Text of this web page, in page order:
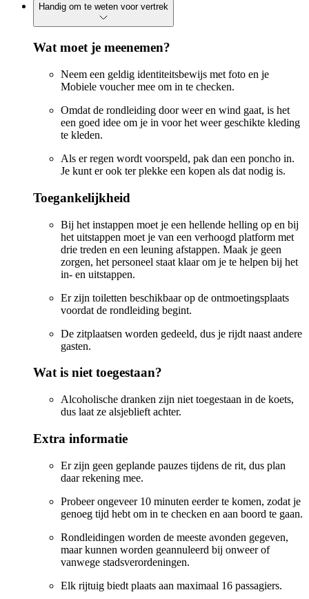
Handig om te weten voor vertrek
Wat moet je meenemen?
Neem een geldig identiteitsbewijs met foto en je
Mobiele voucher mee om in te checken.
Omdat de rondleiding door weer en wind gaat, is het
een goed idee om je in voor het weer geschikte kleding
te kleden.
Als er regen wordt voorspeld, pak dan een poncho in.
Je kunt er ook ter plekke een kopen als dat nodig is.
Toegankelijkheid
Bij het instappen moet je een hellende helling op en bij
het uitstappen moet je van een verhoogd platform met
drie treden en een leuning afstappen. Maak je geen
zorgen, het personeel staat klaar om je te helpen bij het
in- en uitstappen.
Er zijn toiletten beschikbaar op de ontmoetingsplaats
voordat de rondleiding begint.
De zitplaatsen worden gedeeld, dus je rijdt naast andere
gasten.
Wat is niet toegestaan?
Alcoholische dranken zijn niet toegestaan in de koets,
dus laat ze alsjeblieft achter.
Extra informatie
Er zijn geen geplande pauzes tijdens de rit, dus plan
daar rekening mee.
Probeer ongeveer 10 minuten eerder te komen, zodat je
genoeg tijd hebt om in te checken en aan boord te gaan.
Rondleidingen worden de meeste avonden gegeven,
maar kunnen worden geannuleerd bij onweer of
vanwege stadsverordeningen.
Elk rijtuig biedt plaats aan maximaal 16 passagiers.